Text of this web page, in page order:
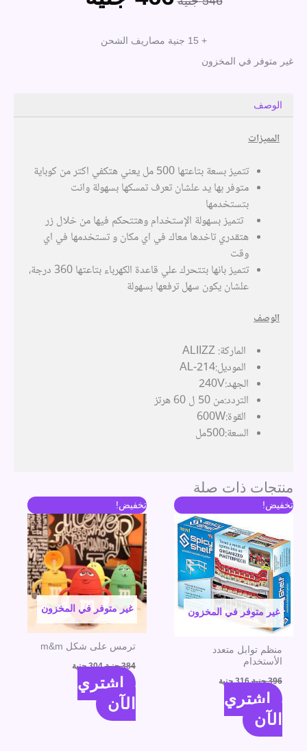
هو:
+ 15 جنية مصاريف الشحن
غير متوفر في المخزون
الوصف
المميزات
تتميز بسعة بتاعتها 500 مل يعني هتكفي اكتر من كوباية
متوفر بها يد علشان تعرف تمسكها بسهولة وانت
بتستخدمها
تتميز بسهولة الإستخدام وهتتحكم فيها من خلال زر
هتقدري تاخدها معاك في اي مكان و تستخدمها في اي
وقت
تتميز بانها بتتحرك علي قاعدة الكهرباء بتاعتها 360 درجة،
علشان يكون سهل ترفعها بسهولة
الوصف
الماركة: ALIIZZ
الموديل:AL-214
الجهد:240V
التردد:من 50 ل 60 هرتز
القوة:600W
السعة:500مل
منتجات ذات صلة
تخفيض!
غير متوفر في المخزون
منظم توابل متعدد
الأستخدام
396 جنية
الأصلي
396 جنية.
316 جنية
الحالي
هو:
316 جنية.
اشتري
الآن
تخفيض!
غير متوفر في المخزون
ترمس على شكل m&m
384 جنية
الأصلي
هو:
384 جنية.
304 جنية
الحالي
هو:
304 جنية.
اشتري
الآن